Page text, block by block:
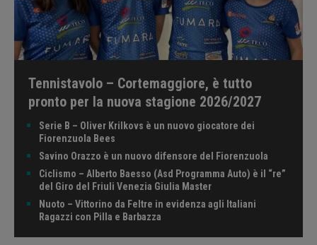
Tennistavolo – Cortemaggiore, è tutto
pronto per la nuova stagione 2026/2027
Serie B – Oliver Krilkovs è un nuovo giocatore dei
Fiorenzuola Bees
Savino Orazzo è un nuovo difensore del Fiorenzuola
Ciclismo – Alberto Baesso (Asd Programma Auto) è il “re”
del Giro del Friuli Venezia Giulia Master
Nuoto – Vittorino da Feltre in evidenza agli Italiani
Ragazzi con Pilla e Barbazza